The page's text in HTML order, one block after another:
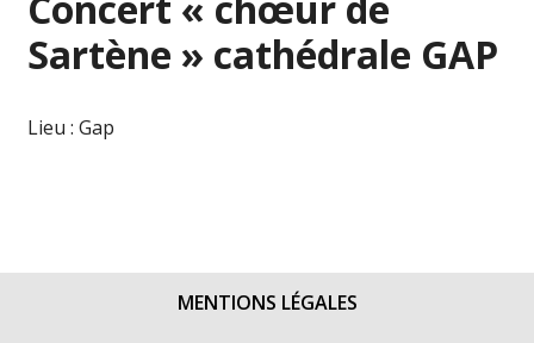
Sartène » cathédrale GAP
Lieu : Gap
MENTIONS LÉGALES